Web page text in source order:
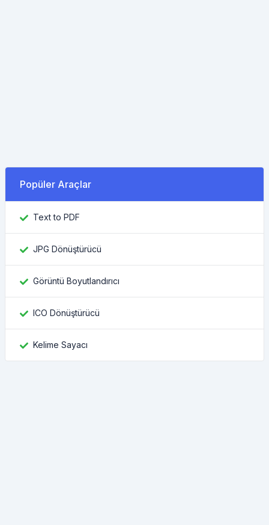
Popüler Araçlar
Text to PDF
JPG Dönüştürücü
Görüntü Boyutlandırıcı
ICO Dönüştürücü
Kelime Sayacı